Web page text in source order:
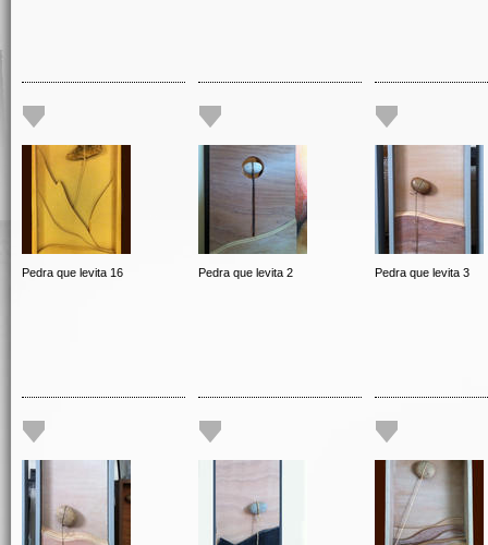
Pedra que levita 16 Pedra que levita 2 Pedra que levita 3